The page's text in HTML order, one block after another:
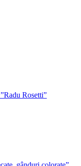
Rosetti”